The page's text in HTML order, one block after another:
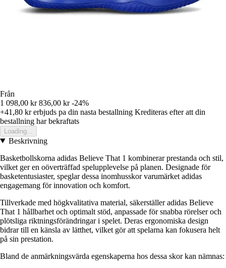
Från
1 098,00 kr 836,00 kr -24%
+41,80 krerbjuds pa din nasta bestallning Krediteras efter att din
bestallning har bekraftats
Loading...
Beskrivning
Basketbollskorna adidas Believe That 1 kombinerar prestanda och stil,
vilket ger en oöverträffad spelupplevelse på planen. Designade för
basketentusiaster, speglar dessa inomhusskor varumärket adidas
engagemang för innovation och komfort.
Tillverkade med högkvalitativa material, säkerställer adidas Believe
That 1 hållbarhet och optimalt stöd, anpassade för snabba rörelser och
plötsliga riktningsförändringar i spelet. Deras ergonomiska design
bidrar till en känsla av lätthet, vilket gör att spelarna kan fokusera helt
på sin prestation.
Bland de anmärkningsvärda egenskaperna hos dessa skor kan nämnas: